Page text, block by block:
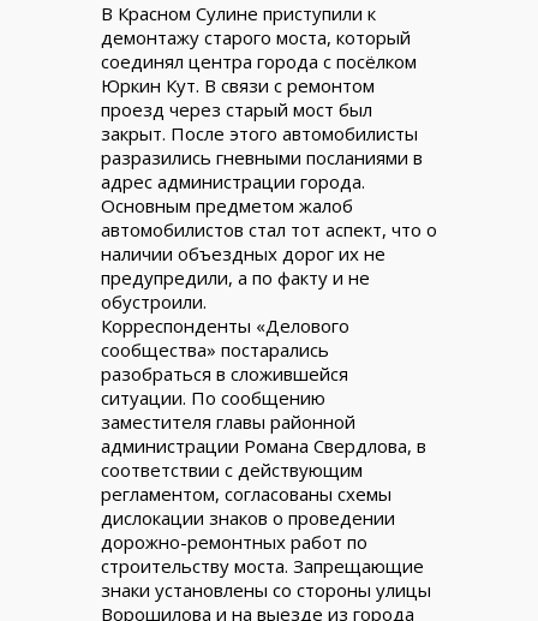
В Красном Сулине приступили к
демонтажу старого моста, который
соединял центра города с посёлком
Юркин Кут. В связи с ремонтом
проезд через старый мост был
закрыт. После этого автомобилисты
разразились гневными посланиями в
адрес администрации города.
Основным предметом жалоб
автомобилистов стал тот аспект, что о
наличии объездных дорог их не
предупредили, а по факту и не
обустроили.
Корреспонденты «Делового
сообщества» постарались
разобраться в сложившейся
ситуации. По сообщению
заместителя главы районной
администрации Романа Свердлова, в
соответствии с действующим
регламентом, согласованы схемы
дислокации знаков о проведении
дорожно-ремонтных работ по
строительству моста. Запрещающие
знаки установлены со стороны улицы
Ворошилова и на выезде из города